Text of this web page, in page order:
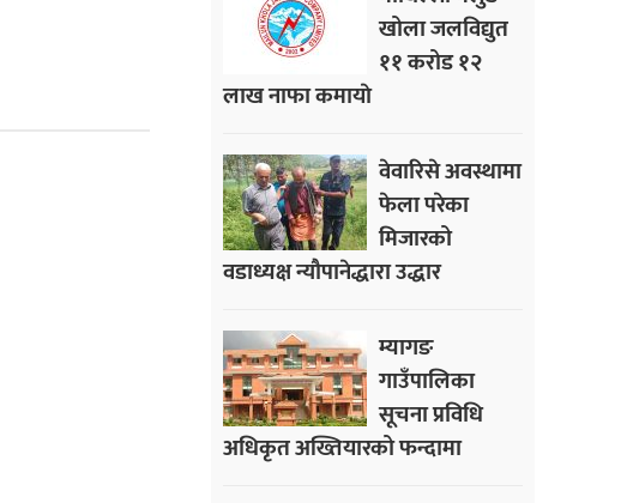
खोला जलविद्युत
११ करोड १२
लाख नाफा कमायाे
वेवारिसे अवस्थामा
फेला परेका
मिजारको
वडाध्यक्ष न्यौपानेद्धारा उद्धार
म्यागङ
गाउँपालिका
सूचना प्रविधि
अधिकृत अख्तियारको फन्दामा